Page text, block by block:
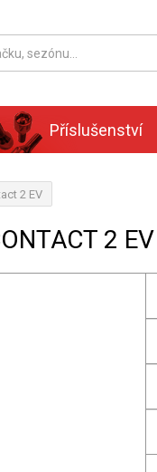
Příslušenství
2 EV
2 EV